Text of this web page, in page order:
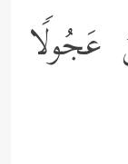
عَجُولࣰا